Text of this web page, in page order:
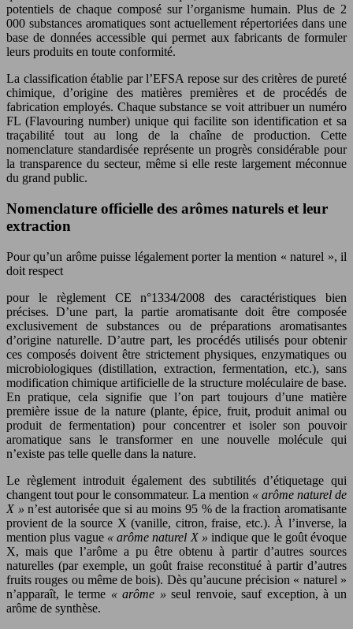
potentiels de chaque composé sur l’organisme humain. Plus de 2
000 substances aromatiques sont actuellement répertoriées dans une
base de données accessible qui permet aux fabricants de formuler
leurs produits en toute conformité.
La classification établie par l’EFSA repose sur des critères de pureté
chimique, d’origine des matières premières et de procédés de
fabrication employés. Chaque substance se voit attribuer un numéro
FL (Flavouring number) unique qui facilite son identification et sa
traçabilité tout au long de la chaîne de production. Cette
nomenclature standardisée représente un progrès considérable pour
la transparence du secteur, même si elle reste largement méconnue
du grand public.
Nomenclature officielle des arômes naturels et leur
extraction
Pour qu’un arôme puisse légalement porter la mention « naturel », il
doit respect
pour le règlement CE n°1334/2008 des caractéristiques bien
précises. D’une part, la partie aromatisante doit être composée
exclusivement de substances ou de préparations aromatisantes
d’origine naturelle. D’autre part, les procédés utilisés pour obtenir
ces composés doivent être strictement physiques, enzymatiques ou
microbiologiques (distillation, extraction, fermentation, etc.), sans
modification chimique artificielle de la structure moléculaire de base.
En pratique, cela signifie que l’on part toujours d’une matière
première issue de la nature (plante, épice, fruit, produit animal ou
produit de fermentation) pour concentrer et isoler son pouvoir
aromatique sans le transformer en une nouvelle molécule qui
n’existe pas telle quelle dans la nature.
Le règlement introduit également des subtilités d’étiquetage qui
changent tout pour le consommateur. La mention « arôme naturel de
X » n’est autorisée que si au moins 95 % de la fraction aromatisante
provient de la source X (vanille, citron, fraise, etc.). À l’inverse, la
mention plus vague « arôme naturel X » indique que le goût évoque
X, mais que l’arôme a pu être obtenu à partir d’autres sources
naturelles (par exemple, un goût fraise reconstitué à partir d’autres
fruits rouges ou même de bois). Dès qu’aucune précision « naturel »
n’apparaît, le terme « arôme » seul renvoie, sauf exception, à un
arôme de synthèse.